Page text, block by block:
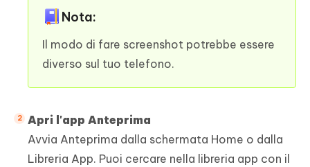
Nota:
Il modo di fare screenshot potrebbe essere
diverso sul tuo telefono.
Apri l'app Anteprima
Avvia Anteprima dalla schermata Home o dalla
Libreria App. Puoi cercare nella libreria app con il